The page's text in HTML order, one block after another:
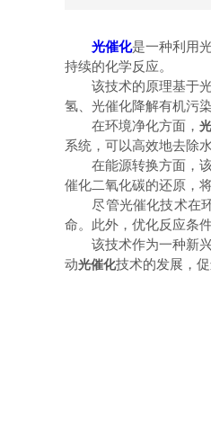
光催化是一种利用
持续的化学反应。
该技术的原理基于光
氢、光催化降解有机污
在环境净化方面，
系统，可以高效地去除
在能源转换方面，该
催化二氧化碳的还原，
尽管光催化技术在环
命。此外，优化反应条
该技术作为一种新兴
动光催化技术的发展，